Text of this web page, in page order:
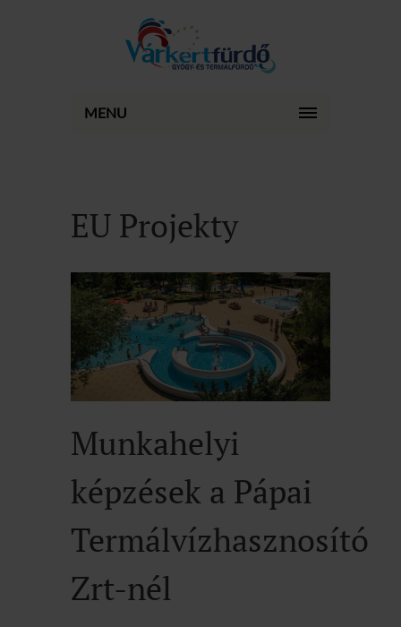
MENU
EU Projekty
Munkahelyi
képzések a Pápai
Termálvízhasznosító
Zrt-nél